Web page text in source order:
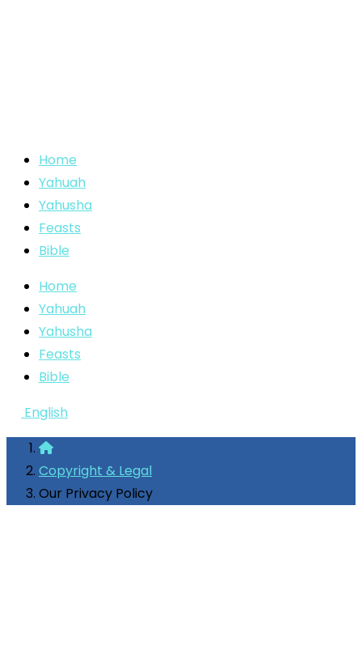
Home
Yahuah
Yahusha
Feasts
Bible
Home
Yahuah
Yahusha
Feasts
Bible
English
Copyright & Legal
Our Privacy Policy